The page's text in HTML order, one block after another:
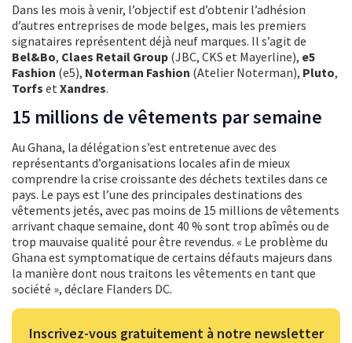
Dans les mois à venir, l’objectif est d’obtenir l’adhésion
d’autres entreprises de mode belges, mais les premiers
signataires représentent déjà neuf marques. Il s’agit de
Bel&Bo, Claes Retail Group (JBC, CKS et Mayerline), e5
Fashion (e5), Noterman Fashion (Atelier Noterman), Pluto,
Torfs et Xandres.
15 millions de vêtements par semaine
Au Ghana, la délégation s’est entretenue avec des
représentants d’organisations locales afin de mieux
comprendre la crise croissante des déchets textiles dans ce
pays. Le pays est l’une des principales destinations des
vêtements jetés, avec pas moins de 15 millions de vêtements
arrivant chaque semaine, dont 40 % sont trop abîmés ou de
trop mauvaise qualité pour être revendus. « Le problème du
Ghana est symptomatique de certains défauts majeurs dans
la manière dont nous traitons les vêtements en tant que
société », déclare Flanders DC.
Inscrivez-vous gratuitement à notre newsletter